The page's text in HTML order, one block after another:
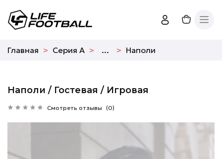
Главная Серия А ... Наполи
Наполи / Гостевая / Игровая
Смотреть отзывы (0)